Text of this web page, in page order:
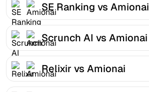
SE Ranking vs Amionai
Scrunch AI vs Amionai
Relixir vs Amionai